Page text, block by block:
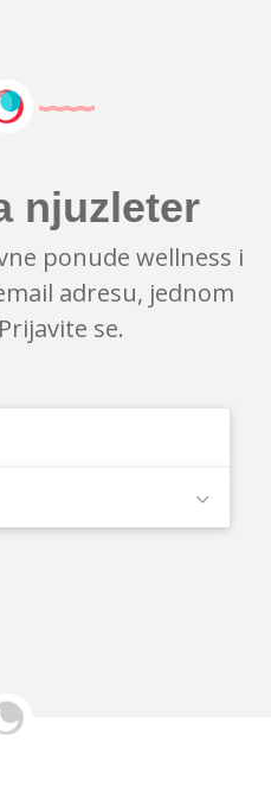
njuzleter
ponude wellness i
adresu, jednom
se.